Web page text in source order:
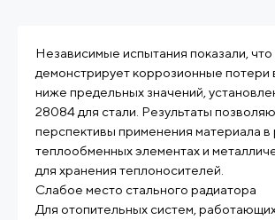
Независимые испытания показали,
демонстрирует коррозионные потери
ниже предельных значений,
28084 для стали. Результаты
перспективы применения материала в
теплообменных элементах и
для хранения теплоносителей.
Слабое место стального радиатора
Для отопительных систем,